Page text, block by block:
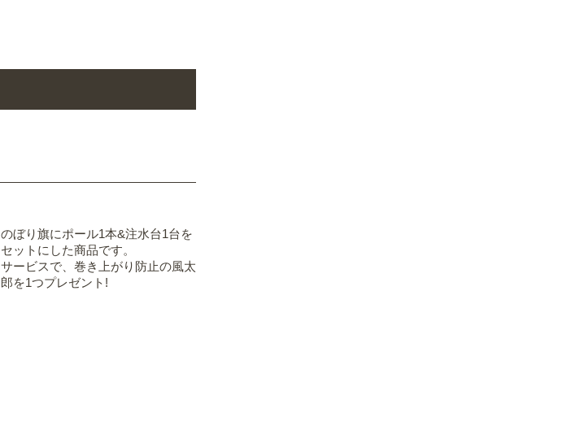
のぼり旗にポール1本&注水台1台を
セットにした商品です。
サービスで、巻き上がり防止の風太
郎を1つプレゼント!